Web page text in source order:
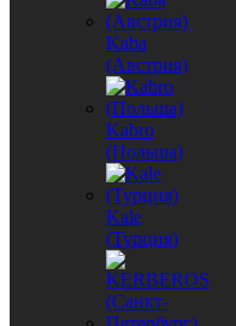
Kaba
(Австрия)
Kabro
(Польша)
Kale
(Турция)